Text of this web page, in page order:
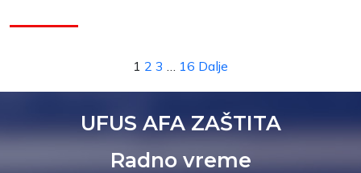
1 2 3 16 Dalje
UFUS AFA ZAŠTITA
Radno vreme